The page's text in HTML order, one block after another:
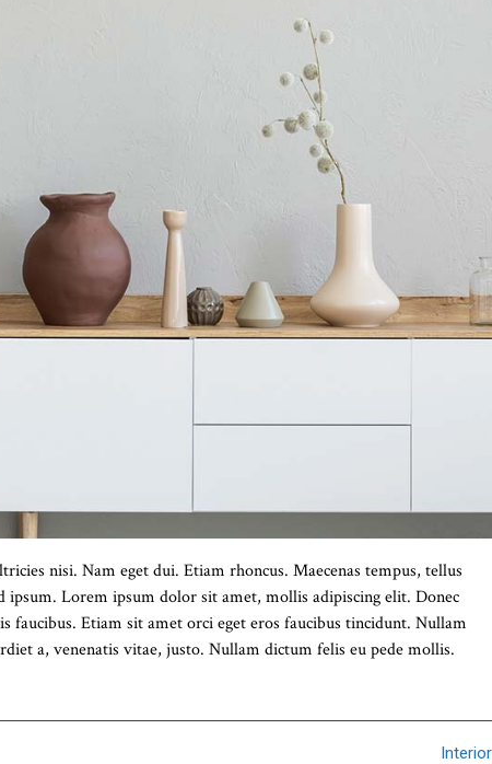
nisi. Nam eget dui. Etiam rhoncus. Maecenas tempus, tellus
ipsum. Lorem ipsum dolor sit amet, mollis adipiscing elit. Donec
faucibus. Etiam sit amet orci eget eros faucibus tincidunt. Nullam
a, venenatis vitae, justo. Nullam dictum felis eu pede mollis.
Interior